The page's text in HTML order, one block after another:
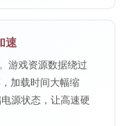
速
游戏资源数据绕过
加载时间大幅缩
源状态，让高速硬